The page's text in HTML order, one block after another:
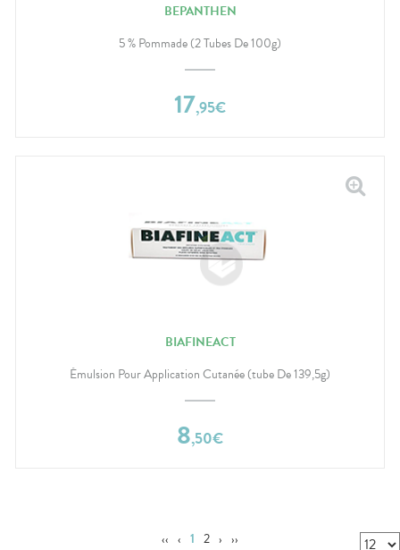
BEPANTHEN
5 % Pommade (2 Tubes De 100g)
17,95€
BIAFINEACT
Émulsion Pour Application Cutanée (tube De 139,5g)
8,50€
‹‹ ‹ 1 2 › ››